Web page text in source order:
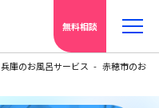
無料相談
兵庫のお風呂サービス
赤穂市のお